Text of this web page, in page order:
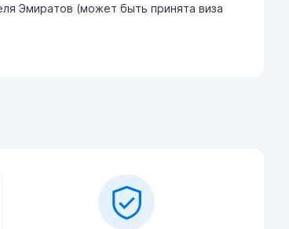
Эмиратов (может быть принята виза